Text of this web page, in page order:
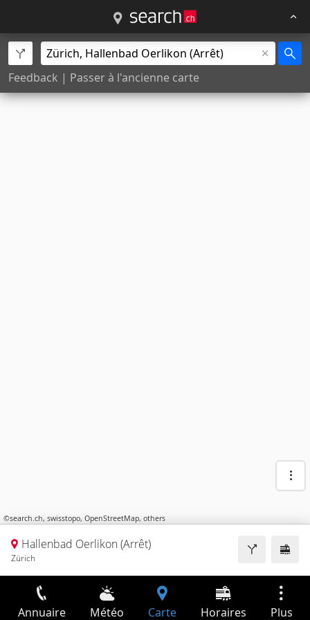
Feedback | Passer à l'ancienne carte
©search.ch, swisstopo, OpenStreetMap, others
Hallenbad Oerlikon (Arrêt)
Zürich
Annuaire Météo Carte Horaires Plus